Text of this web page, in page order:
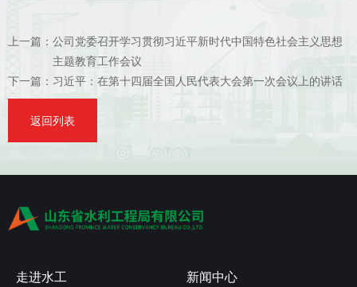
上一篇： 公司党委召开学习贯彻习近平新时代中国特色社会主义思想
主题教育工作会议
下一篇： 习近平：在第十四届全国人民代表大会第一次会议上的讲话
返回列表
走进水工 新闻中心